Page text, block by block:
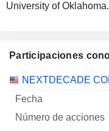
University of Oklahoma.
Participaciones
Empresa
NEXTDECADE